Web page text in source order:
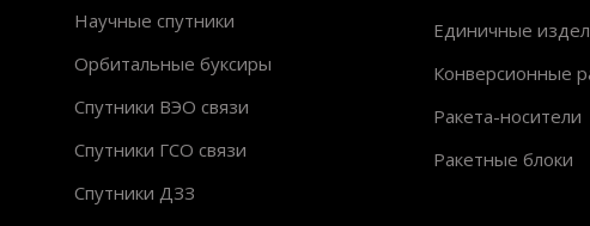
Научные спутники
Орбитальные буксиры
Спутники ВЭО связи
Спутники ГСО связи
Спутники ДЗЗ
Единичные
Конверсионные
Ракета-носители
Ракетные блоки